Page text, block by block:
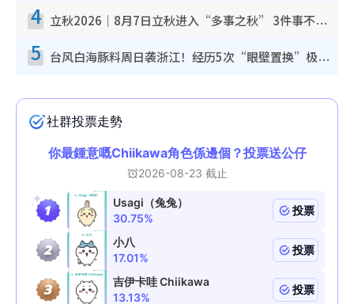
4 立秋2026｜8月7日立秋进入“多事之秋” 3件事不可做！专家教6招开运 清杂物／钱包纳气接好运
5 台风白海豚料周日袭浙江！经历5次“眼壁置换”极罕见 成登陆内地最长途台风